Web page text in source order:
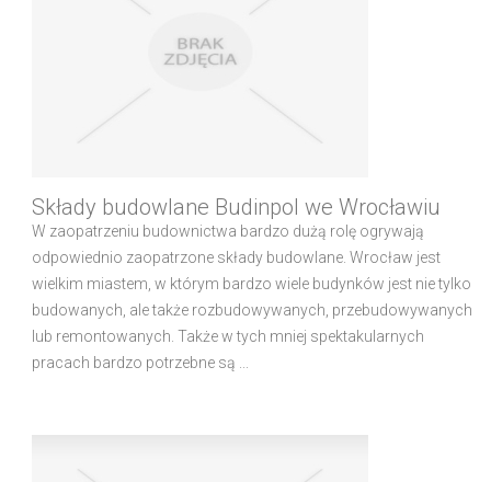
Składy budowlane Budinpol we Wrocławiu
W zaopatrzeniu budownictwa bardzo dużą rolę ogrywają
odpowiednio zaopatrzone składy budowlane. Wrocław jest
wielkim miastem, w którym bardzo wiele budynków jest nie tylko
budowanych, ale także rozbudowywanych, przebudowywanych
lub remontowanych. Także w tych mniej spektakularnych
pracach bardzo potrzebne są ...